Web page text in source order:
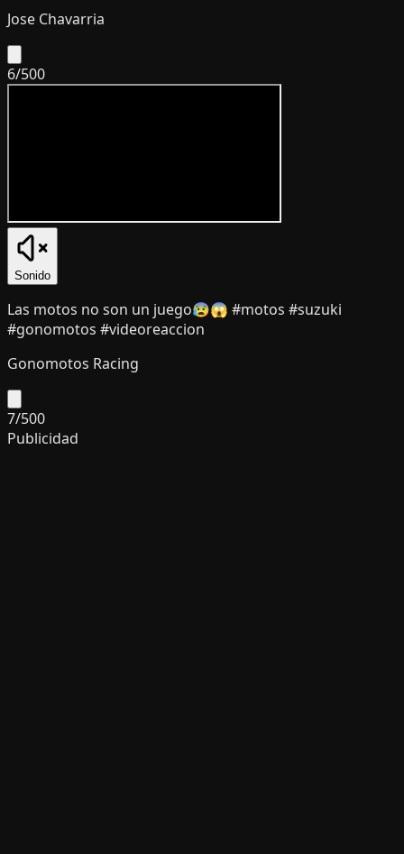
Jose Chavarria
6/500
Sonido
Las motos no son un juego😰😱 #motos #suzuki
#gonomotos #videoreaccion
Gonomotos Racing
7/500
Publicidad